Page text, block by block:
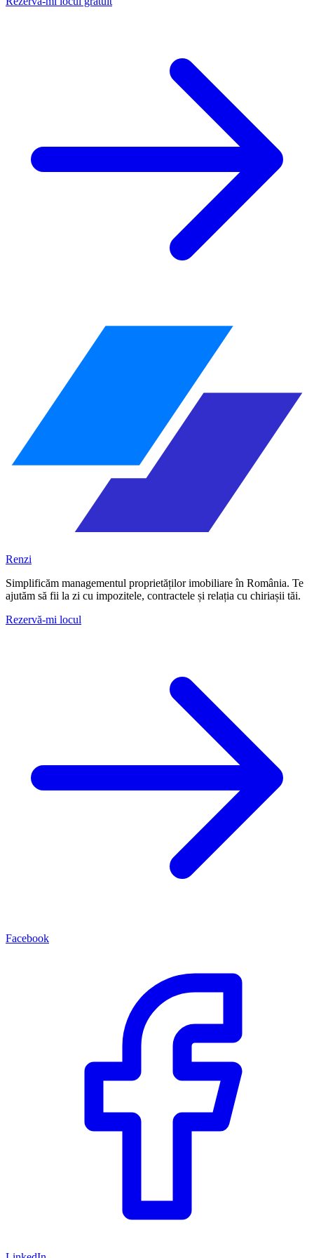
Renzi
Simplificăm managementul proprietăților imobiliare în România. Te
ajutăm să fii la zi cu impozitele, contractele și relația cu chiriașii tăi.
Rezervă-mi locul
Facebook